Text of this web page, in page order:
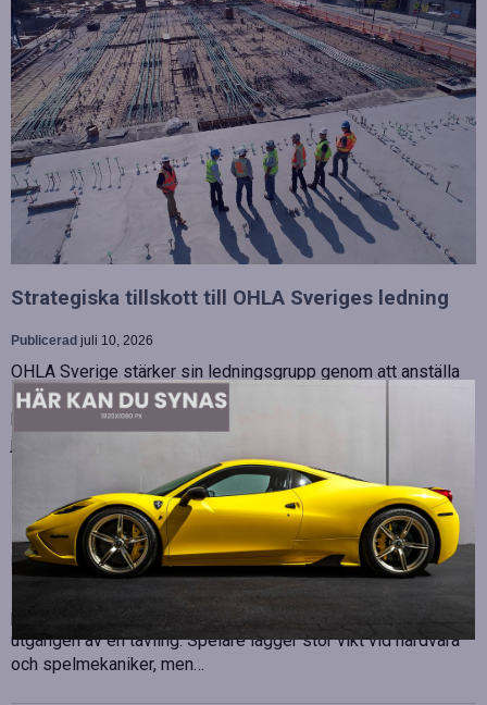
Strategiska tillskott till OHLA Sveriges ledning
Publicerad juli 10, 2026
OHLA Sverige stärker sin ledningsgrupp genom att anställa
Malin Bergman som HR-chef och María Vazquez som
biträdande ekonomichef. Båda började sina nya tjänster den 1
juni 2026 och kommer att…
Betydelsen av snabb internetanslutning för e-
sport
Publicerad juli 10, 2026
E-sport har utvecklats från att vara en hobby till en
professionell disciplin där varje millisekund kan avgöra
utgången av en tävling. Spelare lägger stor vikt vid hårdvara
och spelmekaniker, men…